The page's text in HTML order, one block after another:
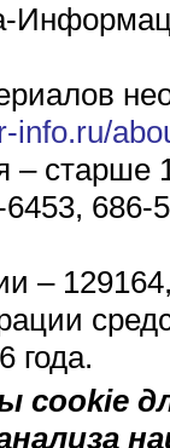
info.ru/
– старше
686-
–
года.
cookie